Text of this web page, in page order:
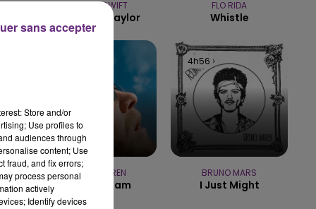
FM
7h00 - 11h00
BEST OF
TAYLOR SWIFT
Elizabeth Taylor
FLO RIDA
Whistle
ALEX WARREN
Fever Dream
4h56
4h56
BRUNO MARS
I Just Might
Store and/or
Use profiles to
audiences through
content; Use
fraud, and fix errors;
process personal
actively
Identify devices
sans accepter